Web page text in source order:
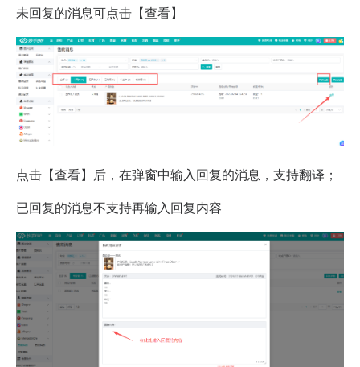
未回复的消息可点击【查看】
点击【查看】后，在弹窗中输入回复的消息，支持翻译；
已回复的消息不支持再输入回复内容